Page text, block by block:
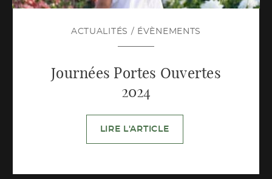
ACTUALITÉS / ÉVÈNEMENTS
Journées Portes Ouvertes
2024
LIRE L'ARTICLE